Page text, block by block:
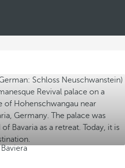
Baviera